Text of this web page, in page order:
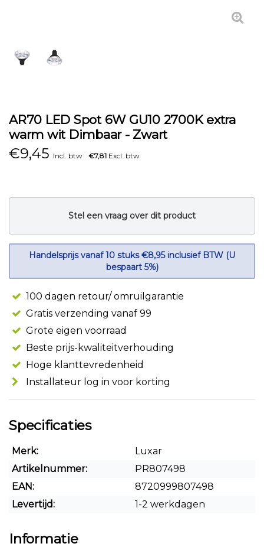
AR70 LED Spot 6W GU10 2700K extra
warm wit Dimbaar - Zwart
€9,45 Incl. btw €7,81 Excl. btw
Stel een vraag over dit product
Handelsprijs vanaf 10 stuks €8,95 inclusief BTW (U
bespaart 5%)
100 dagen retour/ omruilgarantie
Gratis verzending vanaf 99
Grote eigen voorraad
Beste prijs-kwaliteitverhouding
Hoge klanttevredenheid
Installateur log in voor korting
Specificaties
Merk:
Luxar
Artikelnummer:
PR807498
EAN:
8720999807498
Levertijd:
1-2 werkdagen
Informatie